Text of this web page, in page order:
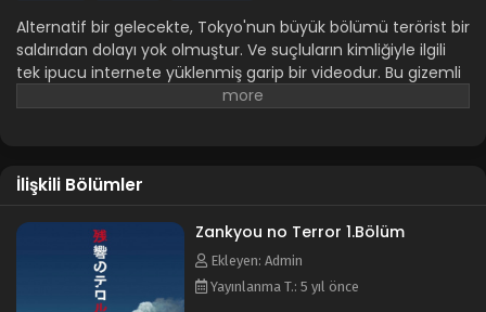
Alternatif bir gelecekte, Tokyo'nun büyük bölümü terörist bir
saldırıdan dolayı yok olmuştur. Ve suçluların kimliğiyle ilgili
tek ipucu internete yüklenmiş garip bir videodur. Bu gizemli
ipucundan ötürü şaşkına dönen polis, halk arasında yayılan
uygulamaktadırlar. Dokuz ve On İki isimleriyle dünyada
insanları rüyalarından uyandırmakta ve dünyaya
doğrulttukları tetiği çekmekte kararlı Sfenks adlı gizli örgütü
oluştururlar. Animenin diğer adları: Terror in Resonance
Terror in Tokyo Terror of Resonance 残響のテロル
İlişkili Bölümler
Zankyou no Terror 1.Bölüm
Ekleyen: Admin
Yayınlanma T.: 5 yıl önce